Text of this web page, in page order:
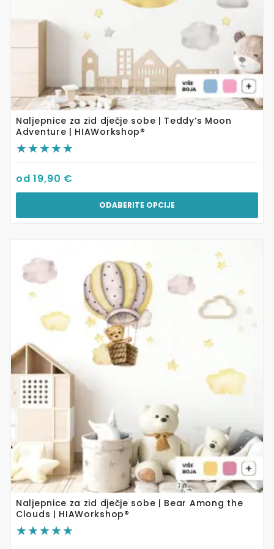
Naljepnice za zid dječje sobe | Teddy’s Moon
Adventure | HIAWorkshop®
od19,90 €
ODABERITE OPCIJE
Naljepnice za zid dječje sobe | Bear Among the
Clouds | HIAWorkshop®
proizvod
ima
više
varijanti.
Opcije
mogu
odabrati
na
stranici
proizvoda